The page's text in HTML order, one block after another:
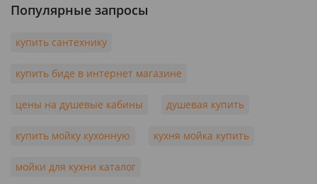
Популярные запросы
купить сантехнику
купить биде в интернет магазине
цены на душевые кабины душевая купить
купить мойку кухонную кухня мойка купить
мойки для кухни каталог